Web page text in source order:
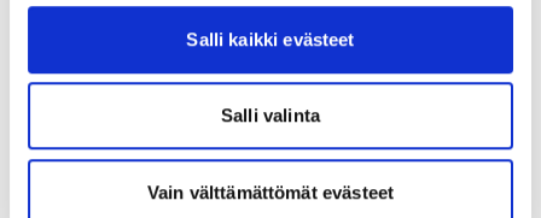
Salli kaikki evästeet
Salli valinta
Vain välttämättömät evästeet
sopimushinnasto ➝
Jaa sivu: